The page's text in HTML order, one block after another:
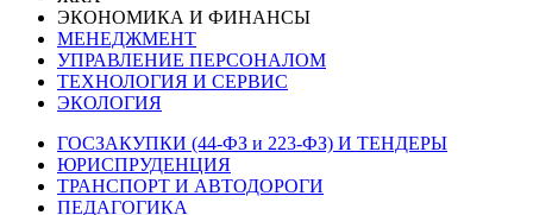
ЭКОНОМИКА И ФИНАНСЫ
МЕНЕДЖМЕНТ
УПРАВЛЕНИЕ ПЕРСОНАЛОМ
ТЕХНОЛОГИЯ И СЕРВИС
ЭКОЛОГИЯ
ГОСЗАКУПКИ (44-ФЗ и 223-ФЗ) И ТЕНДЕРЫ
ЮРИСПРУДЕНЦИЯ
ТРАНСПОРТ И АВТОДОРОГИ
ПЕДАГОГИКА